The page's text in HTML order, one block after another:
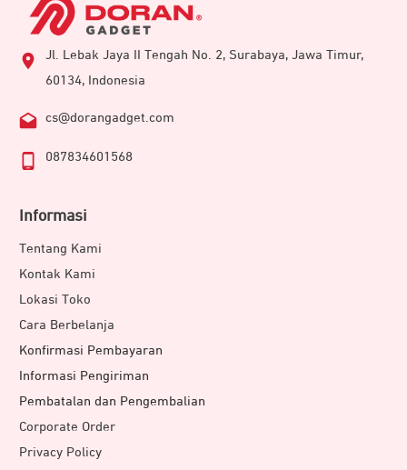
Jl. Lebak Jaya II Tengah No. 2, Surabaya, Jawa Timur,
60134, Indonesia
cs@dorangadget.com
087834601568
Informasi
Tentang Kami
Kontak Kami
Lokasi Toko
Cara Berbelanja
Konfirmasi Pembayaran
Informasi Pengiriman
Pembatalan dan Pengembalian
Corporate Order
Privacy Policy